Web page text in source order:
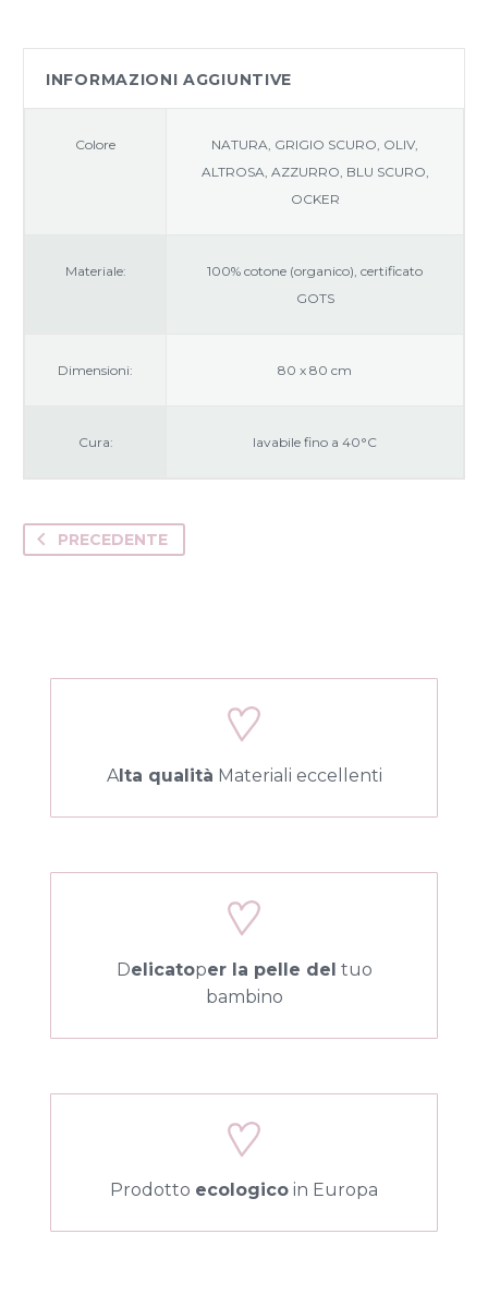
INFORMAZIONI AGGIUNTIVE
Colore
NATURA, GRIGIO SCURO, OLIV,
ALTROSA, AZZURRO, BLU SCURO,
OCKER
Materiale:
100% cotone (organico), certificato
GOTS
Dimensioni: 80 x 80 cm
Cura: lavabile fino a 40°C
PRECEDENTE
Alta qualità Materiali eccellenti
Delicatoper la pelle del tuo
bambino
Prodotto ecologico in Europa